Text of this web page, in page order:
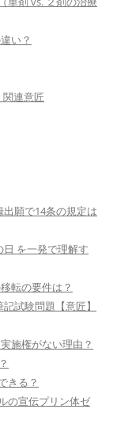
い？
連意匠
願で14条の規定は
を一発で理解す
転の要件は？
試験問題【意匠】
施権がない理由？
きる？
の宣伝プリン体ゼ